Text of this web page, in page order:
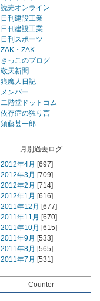
読売オンライン
日刊建設工業
日刊建設工業
日刊スポーツ
ZAK・ZAK
きっこのブログ
敬天新聞
狼魔人日記
メンバー
二階堂ドットコム
依存症の独り言
須藤甚一郎
月別過去ログ
2012年4月 [697]
2012年3月 [709]
2012年2月 [714]
2012年1月 [616]
2011年12月 [677]
2011年11月 [670]
2011年10月 [615]
2011年9月 [533]
2011年8月 [565]
2011年7月 [531]
Counter